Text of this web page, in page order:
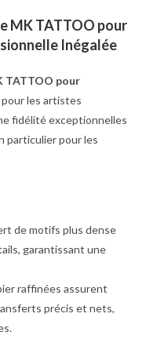
MK TATTOO pour
Inégalée
TATTOO pour
les artistes
fidélité exceptionnelles
particulier pour les
de motifs plus dense
garantissant une
raffinées assurent
précis et nets,